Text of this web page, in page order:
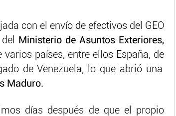
con el envío de efectivos del GEO
Ministerio de Asuntos Exteriores,
países, entre ellos España, de
de Venezuela, lo que abrió una
Maduro.
días después de que el propio